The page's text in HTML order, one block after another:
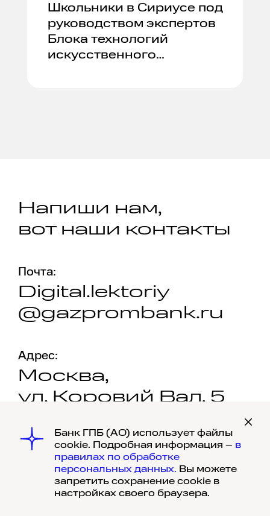
Школьники в Сириусе под
руководством экспертов
Блока технологий
искусственного
Напиши нам,
вот наши контакты
Почта:
Digital.lektoriy
@gazprombank.ru
Адрес:
Москва,
ул. Коровий Вал, 5
© 1990- 2026, Банк ГПБ (АО) Генеральная
Банк ГПБ (АО) использует файлы
cookie. Подробная информация – в
правилах по обработке
персональных данных. Вы можете
запретить сохранение cookie в
настройках своего браузера.